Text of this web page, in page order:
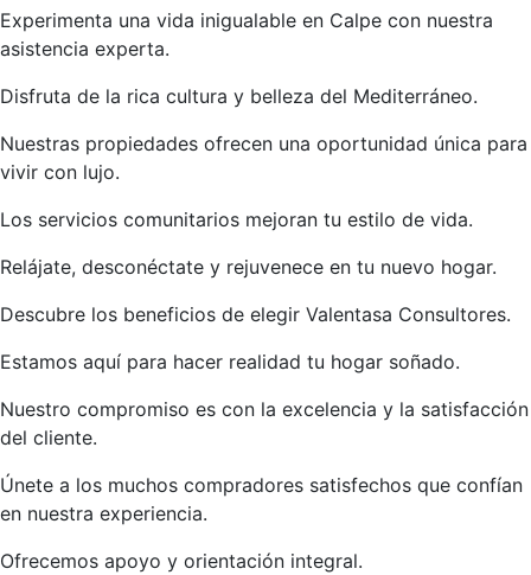
Experimenta una vida inigualable en Calpe con nuestra
asistencia experta.
Disfruta de la rica cultura y belleza del Mediterráneo.
Nuestras propiedades ofrecen una oportunidad única para
vivir con lujo.
Los servicios comunitarios mejoran tu estilo de vida.
Relájate, desconéctate y rejuvenece en tu nuevo hogar.
Descubre los beneficios de elegir Valentasa Consultores.
Estamos aquí para hacer realidad tu hogar soñado.
Nuestro compromiso es con la excelencia y la satisfacción
del cliente.
Únete a los muchos compradores satisfechos que confían
en nuestra experiencia.
Ofrecemos apoyo y orientación integral.